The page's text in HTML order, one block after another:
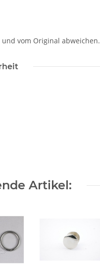
vom Original abweichen.
Artikel: